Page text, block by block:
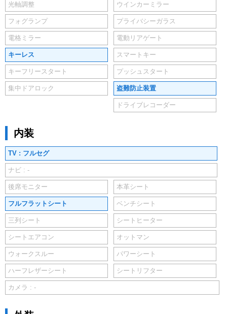
光軸調整 ウインカーミラー
フォグランプ プライバシーガラス
電格ミラー 電動リアゲート
キーレス スマートキー
キーフリースタート プッシュスタート
集中ドアロック 盗難防止装置
ドライブレコーダー
内装
TV : フルセグ
ナビ : -
後席モニター 本革シート
フルフラットシート ベンチシート
三列シート シートヒーター
シートエアコン オットマン
ウォークスルー パワーシート
ハーフレザーシート シートリフター
カメラ : -